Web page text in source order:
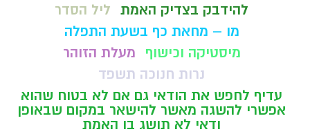
להידבק בצדיק האמת ליל הסדר
מו – מחאת כף בשעת התפלה
מיסטיקה וכישוף
מעלת הזוהר
נרות חנוכה תשפד
עדיף לחפש את הודאי גם אם לא בטוח שהוא
אפשרי להשגה מאשר להישאר במקום שבאופן
ודאי לא תושג בו האמת